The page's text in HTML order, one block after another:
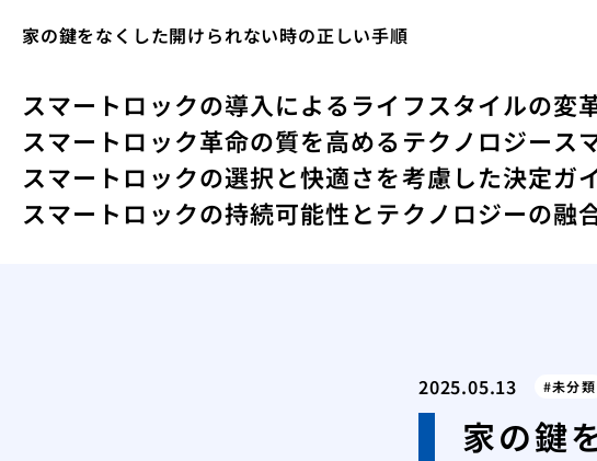
家の鍵をなくした開けられない時の正しい手順
スマートロックの導入によるライフスタイルの変
スマートロック革命の質を高めるテクノロジース
スマートロックの選択と快適さを考慮した決定ガ
スマートロックの持続可能性とテクノロジーの融
2025.05.13 未分類
家の鍵